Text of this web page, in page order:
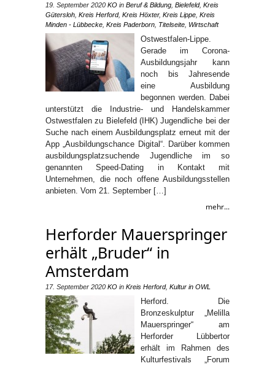
19. September 2020 KO in Beruf & Bildung Bielefeld, Kreis
Gütersloh Kreis Herford, Kreis Höxter, Kreis Lippe Kreis
Minden - Lübbecke Kreis Paderborn Titelseite Wirtschaft
Ostwestfalen-Lippe.
Gerade im Corona-
Ausbildungsjahr kann
noch bis Jahresende
eine Ausbildung
begonnen werden. Dabei
unterstützt die Industrie- und Handelskammer
Ostwestfalen zu Bielefeld (IHK) Jugendliche bei der
Suche nach einem Ausbildungsplatz erneut mit der
App „Ausbildungschance Digital“. Darüber kommen
ausbildungsplatzsuchende Jugendliche im so
genannten Speed-Dating in Kontakt mit
Unternehmen, die noch offene Ausbildungsstellen
anbieten. Vom 21. September […]
mehr...
Herforder Mauerspringer
erhält „Bruder“ in
Amsterdam
17. September 2020 KO in Kreis Herford, Kultur in OWL
Herford. Die
Bronzeskulptur „Melilla
Mauerspringer“ am
Herforder Lübbertor
erhält im Rahmen des
Kulturfestivals „Forum